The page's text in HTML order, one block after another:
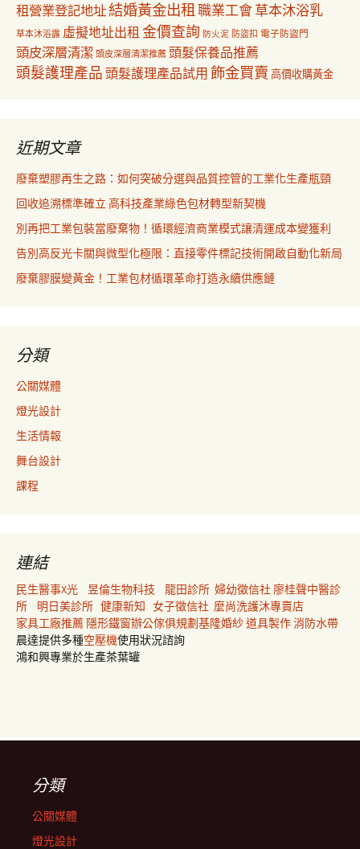
租營業登記地址結婚黃金出租職業工會草本沐浴乳
草本沐浴露 虛擬地址出租 金價查詢 防火泥 防盜扣 電子防盜門
頭皮深層清潔 頭皮深層清潔推薦 頭髮保養品推薦
頭髮護理產品 頭髮護理產品試用 飾金買賣 高價收購黃金
近期文章
廢棄塑膠再生之路：如何突破分選與品質控管的工業化生產瓶頸
回收追溯標準確立 高科技產業綠色包材轉型新契機
別再把工業包裝當廢棄物！循環經濟商業模式讓清運成本變獲利
告別高反光卡關與微型化極限：直接零件標記技術開啟自動化新局
廢棄膠膜變黃金！工業包材循環革命打造永續供應鏈
分類
公關媒體
燈光設計
生活情報
舞台設計
課程
連結
民生醫事X光 昱倫生物科技 龍田診所 婦幼徵信社 廖桂聲中醫診
所
明日美診所 健康新知 女子徵信社 麼尚洗護沐專賣店
家具工廠推薦 隱形鐵窗辦公傢俱規劃基隆婚紗道具製作消防水帶
晨達提供多種空壓機使用狀況諮詢
鴻和興專業於生產茶葉罐
分類
公關媒體
燈光設計